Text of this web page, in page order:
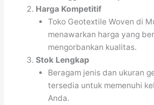
Harga Kompetitif
Toko Geotextile Woven di
menawarkan harga yang
mengorbankan kualitas.
Stok Lengkap
Beragam jenis dan ukuran
tersedia untuk memenuhi
Anda.